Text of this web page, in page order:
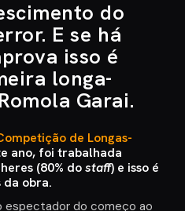
do
E se há
isso é
longa-
Garai.
de Longas-
ano, foi trabalhada
(80% dostaff) e isso é
da obra.
espectador do começo ao